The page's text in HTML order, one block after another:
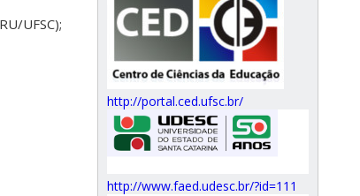
UFSC);
http://portal.ced.ufsc.br/
http://www.faed.udesc.br/?id=111